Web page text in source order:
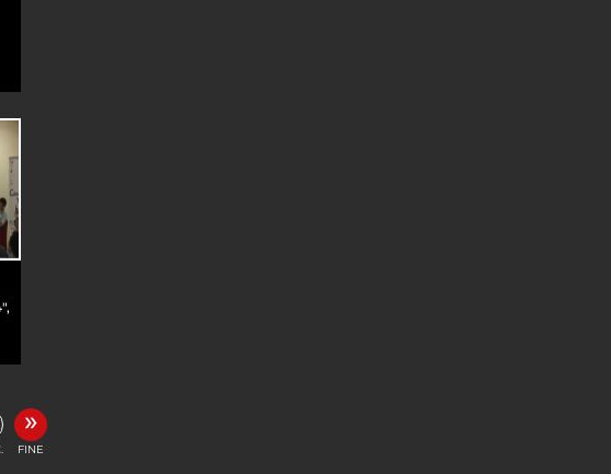
»
FINE